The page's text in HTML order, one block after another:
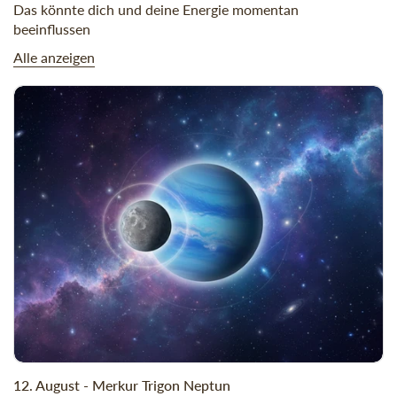
Das könnte dich und deine Energie momentan
beeinflussen
Alle anzeigen
12. August - Merkur Trigon Neptun